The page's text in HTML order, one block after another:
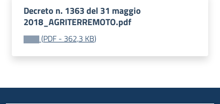
Decreto n. 1363 del 31 maggio
2018_AGRITERREMOTO.pdf
(PDF - 362,3 KB)